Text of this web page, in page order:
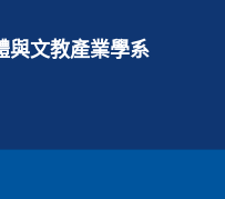
與文教產業學系